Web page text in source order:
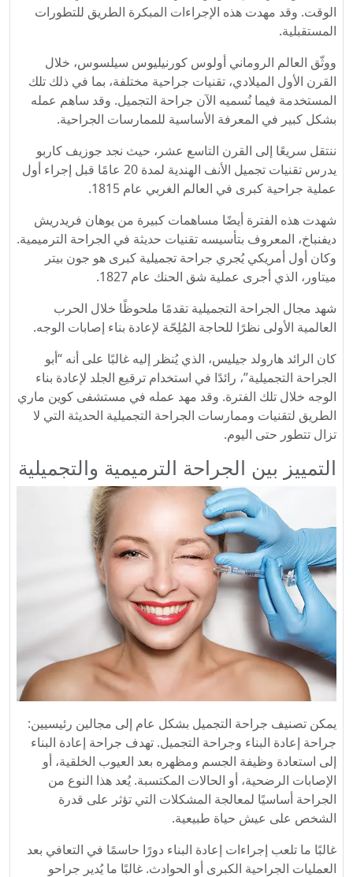
الوقت. وقد مهدت هذه الإجراءات المبكرة الطريق للتطورات
المستقبلية.
ووثّق العالم الروماني أولوس كورنيليوس سيلسوس، خلال
القرن الأول الميلادي، تقنيات جراحية مختلفة، بما في ذلك تلك
المستخدمة فيما نُسميه الآن جراحة التجميل. وقد ساهم عمله
بشكل كبير في المعرفة الأساسية للممارسات الجراحية.
ننتقل سريعًا إلى القرن التاسع عشر، حيث نجد جوزيف كاربو
يدرس تقنيات تجميل الأنف الهندية لمدة 20 عامًا قبل إجراء أول
عملية جراحية كبرى في العالم الغربي عام 1815.
شهدت هذه الفترة أيضًا مساهمات كبيرة من يوهان فريدريش
ديفنباخ، المعروف بتأسيسه تقنيات حديثة في الجراحة الترميمية.
وكان أول أمريكي يُجري جراحة تجميلية كبرى هو جون بيتر
ميتاور، الذي أجرى عملية شق الحنك عام 1827.
شهد مجال الجراحة التجميلية تقدمًا ملحوظًا خلال الحرب
العالمية الأولى نظرًا للحاجة المُلِحّة لإعادة بناء إصابات الوجه.
كان الرائد هارولد جيليس، الذي يُنظر إليه غالبًا على أنه “أبو
الجراحة التجميلية”، رائدًا في استخدام ترقيع الجلد لإعادة بناء
الوجه خلال تلك الفترة. وقد مهد عمله في مستشفى كوين ماري
الطريق لتقنيات وممارسات الجراحة التجميلية الحديثة التي لا
تزال تتطور حتى اليوم.
التمييز بين الجراحة الترميمية والتجميلية
يمكن تصنيف جراحة التجميل بشكل عام إلى مجالين رئيسيين:
جراحة إعادة البناء وجراحة التجميل. تهدف جراحة إعادة البناء
إلى استعادة وظيفة الجسم ومظهره بعد العيوب الخلقية، أو
الإصابات الرضحية، أو الحالات المكتسبة. يُعد هذا النوع من
الجراحة أساسيًا لمعالجة المشكلات التي تؤثر على قدرة
الشخص على عيش حياة طبيعية.
غالبًا ما تلعب إجراءات إعادة البناء دورًا حاسمًا في التعافي بعد
العمليات الجراحية الكبرى أو الحوادث. غالبًا ما يُدير جراحو